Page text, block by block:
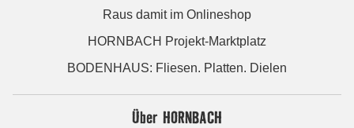
Raus damit im Onlineshop
HORNBACH Projekt-Marktplatz
BODENHAUS: Fliesen. Platten. Dielen
Über HORNBACH